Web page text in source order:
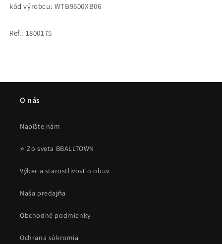
kód výrobcu: WTB9600XB06
Ref.: 1800175
O nás
Napíšte nám
⭐ Zo sveta BBALLTOWN
Výber a starostlivosť o obuv
Naša predajňa
Obchodné podmienky
Ochrana súkromia